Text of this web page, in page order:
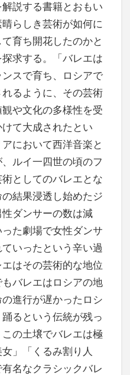
説する書籍とおもい
らしき芸術が如何に
育ち開花したのかと
求する。「バレエは
スで育ち、ロシアで
るように、その芸術
や文化の多様性を受
て大成されたとい
において西洋音楽と
ルイ一四世の頃のフ
としてのバレエとな
結果浸透し始めたジ
ダンサーの数は減
た劇場で女性ダンサ
いったという辛い過
はその芸術的な地位
バレエはロシアの地
進行が遅かったロシ
るという伝統が残っ
の土壌でバレエは極
」「くるみ割り人
名なクラシックバレ